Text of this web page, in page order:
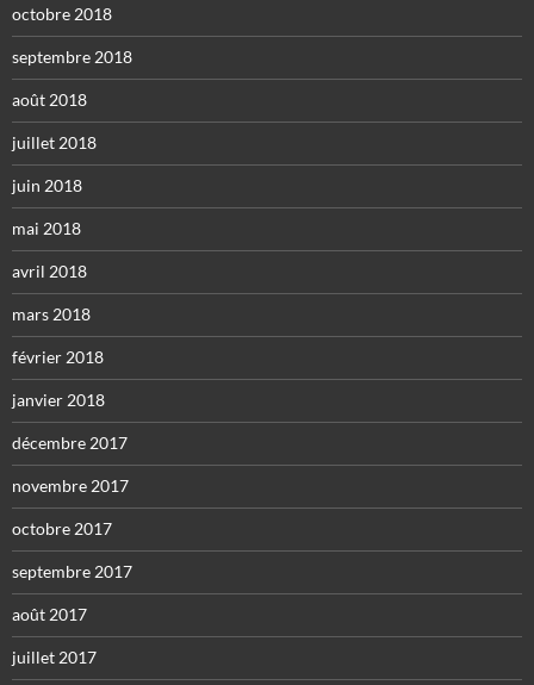
octobre 2018
septembre 2018
août 2018
juillet 2018
juin 2018
mai 2018
avril 2018
mars 2018
février 2018
janvier 2018
décembre 2017
novembre 2017
octobre 2017
septembre 2017
août 2017
juillet 2017